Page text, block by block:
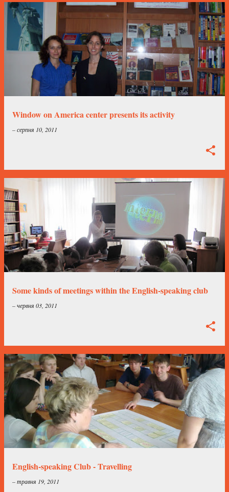
Window on America center presents its activity
–серпня 10, 2011
Some kinds of meetings within the English-speaking club
–червня 03, 2011
English-speaking Club - Travelling
–травня 19, 2011